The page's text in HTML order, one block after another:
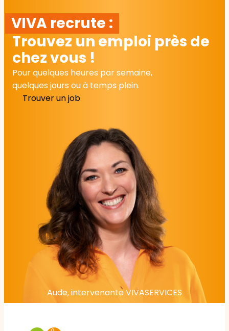
VIVA recrute :
Trouvez un emploi près de
chez vous !
Pour quelques heures par semaine,
quelques jours ou à temps plein.
Trouver un job
Aude, intervenante VIVASERVICES